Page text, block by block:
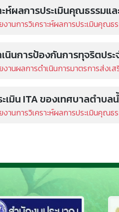
ะห์ผลการประเมินคุณธรรม
งานการวิเคราะห์ผลการประเมินคุณธ
นินการป้องกันการทุจริตปร
งานผลการดำเนินการมาตรการส่งเ
ะเมิน ITA ของเทศบาลตำบ
งานการวิเคราะห์ผลการประเมินคุณธ